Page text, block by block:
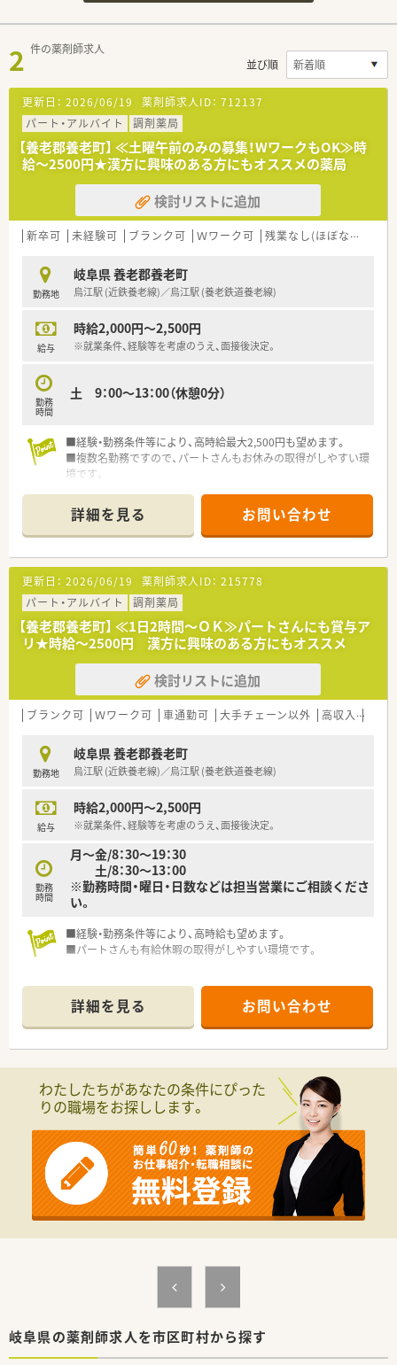
2 件の薬剤師求人
並び順
更新日： 2026/06/19 薬剤師求人ID： 712137
パート・アルバイト
調剤薬局
【養老郡養老町】 ≪土曜午前のみの募集！WワークもOK≫時
給～2500円★漢方に興味のある方にもオススメの薬局
検討リストに追加
新卒可 未経験可 ブランク可 Ｗワーク可 残業なし(ほぼなし含む)
勤務地
岐阜県 養老郡養老町
烏江駅 (近鉄養老線)／烏江駅 (養老鉄道養老線)
給与
時給2,000円～2,500円
※就業条件、経験等を考慮のうえ、面接後決定。
勤務
時間
土 9：00～13：00（休憩0分）
■経験・勤務条件等により、高時給最大2,500円も望めます。
■複数名勤務ですので、パートさんもお休みの取得がしやすい環
境です。
勤務が可能な恐恐です。
詳細を見る お問い合わせ
更新日： 2026/06/19 薬剤師求人ID： 215778
パート・アルバイト
調剤薬局
【養老郡養老町】 ≪1日2時間～ＯＫ≫パートさんにも賞与ア
リ★時給～2500円 漢方に興味のある方にもオススメ
検討リストに追加
ブランク可 Ｗワーク可 車通勤可 大手チェーン以外 高収入
勤務地
岐阜県 養老郡養老町
烏江駅 (近鉄養老線)／烏江駅 (養老鉄道養老線)
給与
時給2,000円～2,500円
※就業条件、経験等を考慮のうえ、面接後決定。
勤務
時間
月～金/8：30～19：30
土/8：30～13：00
※勤務時間・曜日・日数などは担当営業にご相談くださ
い。
■経験・勤務条件等により、高時給も望めます。
■パートさんも有給休暇の取得がしやすい環境です。
詳細を見る お問い合わせ
わたしたちがあなたの条件にぴった
りの職場をお探しします。
岐阜県の薬剤師求人を市区町村から探す